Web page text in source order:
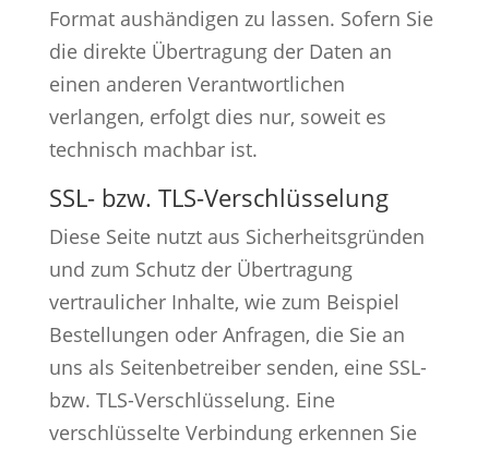
Format aushändigen zu lassen. Sofern Sie
die direkte Übertragung der Daten an
einen anderen Verantwortlichen
verlangen, erfolgt dies nur, soweit es
technisch machbar ist.
SSL- bzw. TLS-Verschlüsselung
Diese Seite nutzt aus Sicherheitsgründen
und zum Schutz der Übertragung
vertraulicher Inhalte, wie zum Beispiel
Bestellungen oder Anfragen, die Sie an
uns als Seitenbetreiber senden, eine SSL-
bzw. TLS-Verschlüsselung. Eine
verschlüsselte Verbindung erkennen Sie